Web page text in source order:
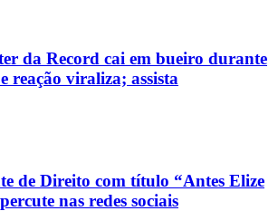
da Record cai em bueiro durante
reação viraliza; assista
de Direito com título “Antes Elize
nas redes sociais